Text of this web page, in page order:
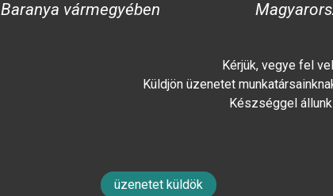
Baranya vármegyében
Kérjük, vegye fel
Küldjön üzenetet
Készséggel
üzenetet küldök